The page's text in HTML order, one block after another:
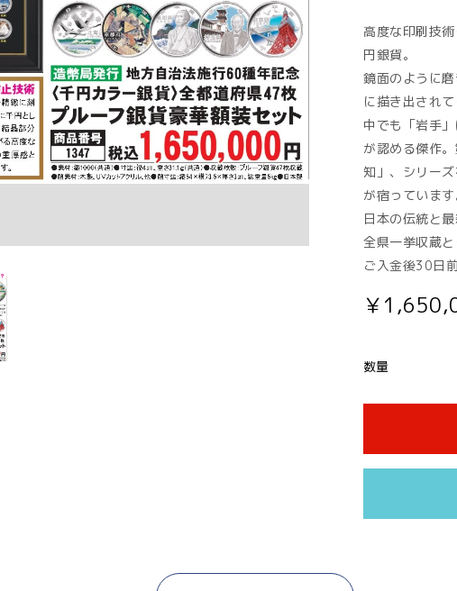
高度な印刷技
円銀貨。
鏡面のように
に描き出されて
中でも「岩手
が認める傑作
知」、シリー
が宿っています
日本の伝統と
全県一挙収蔵
ご入金後30日
￥
数量